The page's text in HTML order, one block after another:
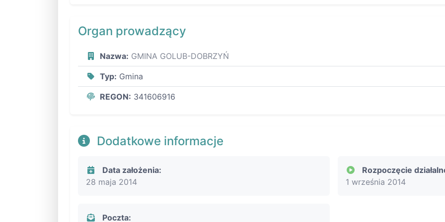
Organ prowadzący
Nazwa: GMINA GOLUB-DOBRZYŃ
Typ: Gmina
REGON: 341606916
Dodatkowe informacje
Data założenia:
28 maja 2014
Rozpoczęcie
1 września 2014
Poczta: